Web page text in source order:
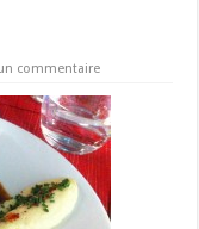
commentaire